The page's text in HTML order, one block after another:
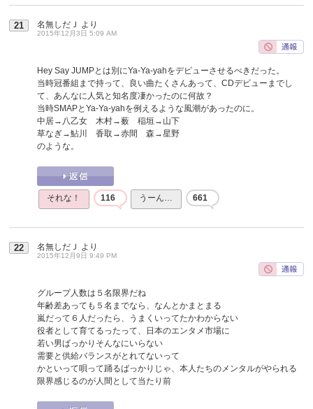
21 名無しだＪ より
2015年12月3日 5:09 AM
Hey Say JUMPとは別にYa-Ya-yahをデビューさせるべきだった。
当時冠番組まで持って、良い曲たくさんあって、CDデビューまでし
て、あんなに人気と知名度凄かったのに何故？
当時SMAPとYa-Ya-yahを例えるような風潮があったのに。
中居→八乙女 木村→薮 稲垣→山下
草なぎ→鮎川 香取→赤間 森→星野
のような。
それな！ 116 うーん… 661
22 名無しだＪ より
2015年12月9日 9:49 PM
グループ人数は５名限界だね
年齢差あっても５名までなら、なんとかまとまる
嵐だって６人だったら、うまくいってたかわからない
役者として育てるったって、日本のエンタメ市場に
若い男ばっかりそんなにいらない
需要と供給バランスがとれてないって
かといって唄って踊るばっかりじゃ、本人たちのメンタルがやられる
限界感じるのが人間として当たり前